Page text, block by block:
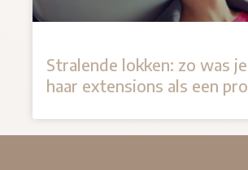
Stralende lokken: zo was
haar extensions als een